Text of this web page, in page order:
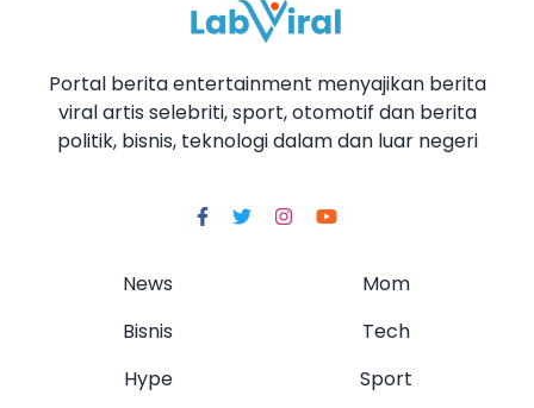
Portal berita entertainment menyajikan berita
viral artis selebriti, sport, otomotif dan berita
politik, bisnis, teknologi dalam dan luar negeri
News
Bisnis
Hype
Mom
Tech
Sport